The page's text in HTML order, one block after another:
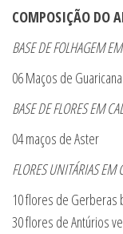
COMPOSIÇÃO DO
BASE DE FOLHAGEM
06 Maços de Guaricana
BASE DE FLORES EM
04 maços de Aster
FLORES UNITÁRIAS EM
10 flores de Gerberas
30 flores de Antúrios